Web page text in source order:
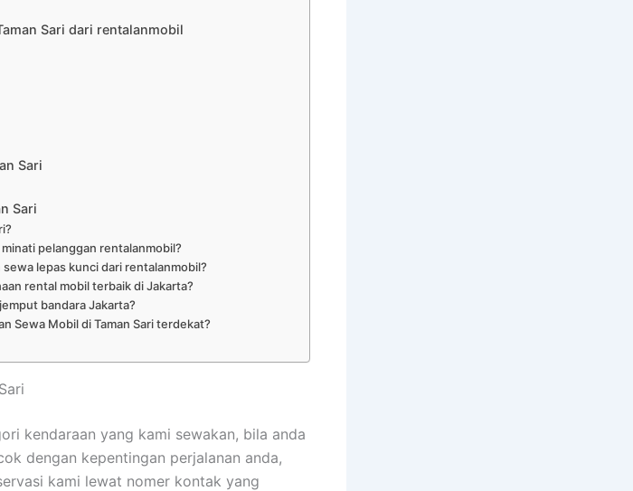
Sari dari rentalanmobil
Sari
Sari
pelanggan rentalanmobil?
lepas kunci dari rentalanmobil?
rental mobil terbaik di Jakarta?
bandara Jakarta?
Sewa Mobil di Taman Sari terdekat?
kendaraan yang kami sewakan, bila anda
dengan kepentingan perjalanan anda,
kami lewat nomer kontak yang